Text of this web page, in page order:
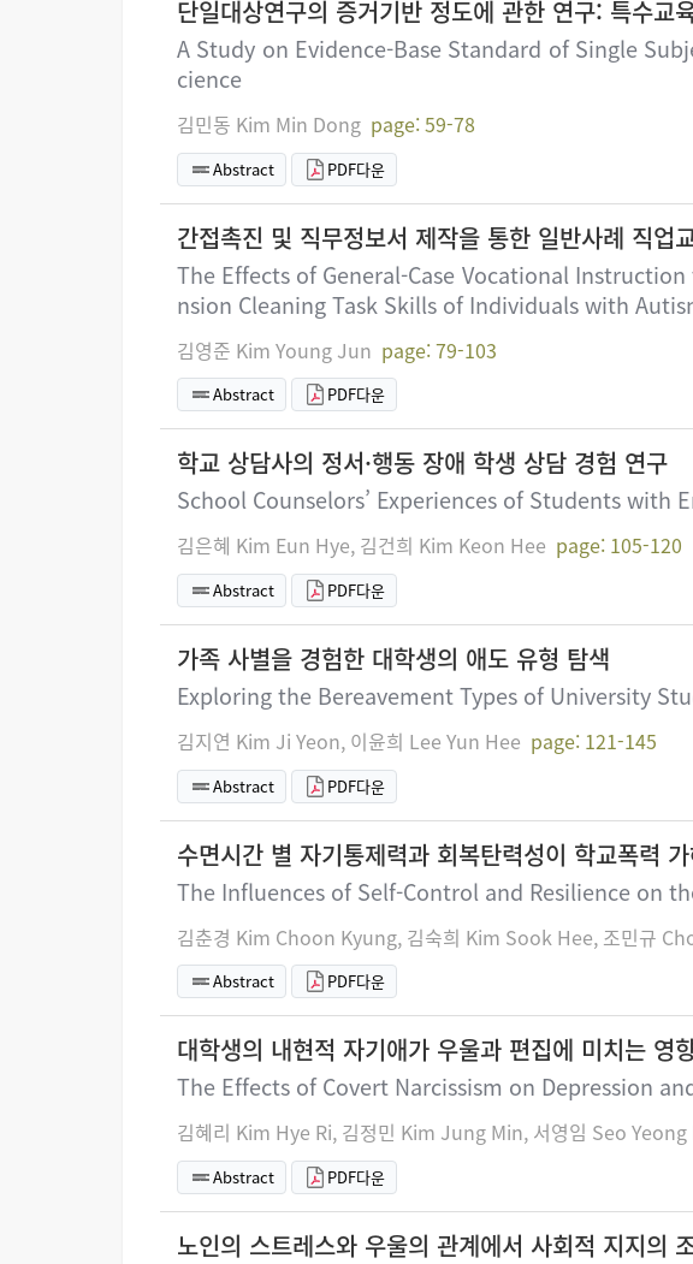
단일대상연구의 증거기반 정도에 관한 연구: 특수교
A Study on Evidence-Base Standard of Single
cience
김민동 Kim Min Dong page: 59-78
Abstract PDF다운
간접촉진 및 직무정보서 제작을 통한 일반사례 직
The Effects of General-Case Vocational
nsion Cleaning Task Skills of Individuals with
김영준 Kim Young Jun page: 79-103
Abstract PDF다운
학교 상담사의 정서·행동 장애 학생 상담 경험 연구
School Counselors’ Experiences of Students
김은혜 Kim Eun Hye, 김건희 Kim Keon Hee page: 105-120
Abstract PDF다운
가족 사별을 경험한 대학생의 애도 유형 탐색
Exploring the Bereavement Types of University
김지연 Kim Ji Yeon, 이윤희 Lee Yun Hee page: 121-145
Abstract PDF다운
수면시간 별 자기통제력과 회복탄력성이 학교폭력
The Influences of Self-Control and Resilience on
김춘경 Kim Choon Kyung, 김숙희 Kim Sook Hee, 조민규
Abstract PDF다운
대학생의 내현적 자기애가 우울과 편집에 미치는 영
The Effects of Covert Narcissism on Depression
김혜리 Kim Hye Ri, 김정민 Kim Jung Min, 서영임 Seo
Abstract PDF다운
노인의 스트레스와 우울의 관계에서 사회적 지지의